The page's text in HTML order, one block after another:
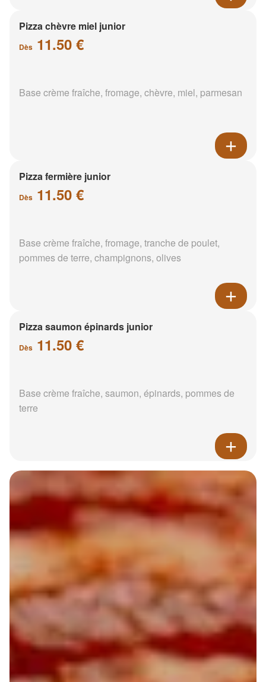
Pizza chèvre miel junior
Dès 11.50 €
Base crème fraîche, fromage, chèvre, miel, parmesan
Pizza fermière junior
Dès 11.50 €
Base crème fraîche, fromage, tranche de poulet,
pommes de terre, champignons, olives
Pizza saumon épinards junior
Dès 11.50 €
Base crème fraîche, saumon, épinards, pommes de
terre